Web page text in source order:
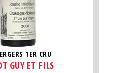
1ER CRU
GUY ET FILS